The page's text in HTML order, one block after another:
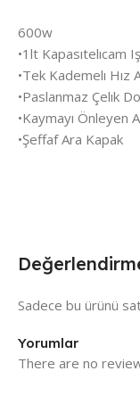
600w
•1lt Kapasıtelıcam
•Tek Kademelı Hız
•Paslanmaz Çelık
•Kaymayı Önleyen
•Şeffaf Ara Kapak
Yorumlar
There are no
Sadece bu ürünü